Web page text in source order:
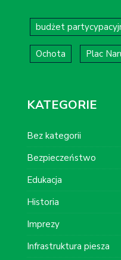
budżet
Ochota Plac
KATEGORIE
Bez kategorii
Bezpieczeństwo
Edukacja
Historia
Imprezy
Infrastruktura piesza